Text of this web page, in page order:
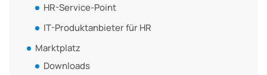
HR-Service-Point
IT-Produktanbieter für HR
Marktplatz
Downloads